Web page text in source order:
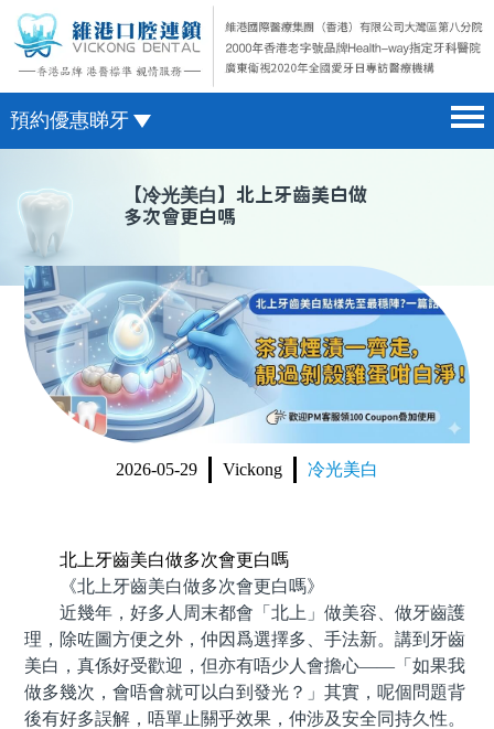
預約優惠睇牙
醫院簡介 hospital introduction
醫生介紹 doctor introduction
醫療新聞 medical news
種植牙 dental implant
箍牙 orthodontics
收費標準 change standard
微信預約
WhatsApp預約
【冷光美白】北上牙齒美白做
多次會更白嗎
2026-05-29 Vickong 冷光美白
北上牙齒美白做多次會更白嗎
《北上牙齒美白做多次會更白嗎》
近幾年，好多人周末都會「北上」做美容、做牙齒護
理，除咗圖方便之外，仲因爲選擇多、手法新。講到牙齒
美白，真係好受歡迎，但亦有唔少人會擔心——「如果我
做多幾次，會唔會就可以白到發光？」其實，呢個問題背
後有好多誤解，唔單止關乎效果，仲涉及安全同持久性。